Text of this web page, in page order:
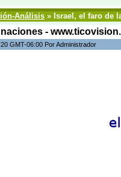
Análisis » Israel, el faro de
naciones -
GMT-06:00 Por Administrador